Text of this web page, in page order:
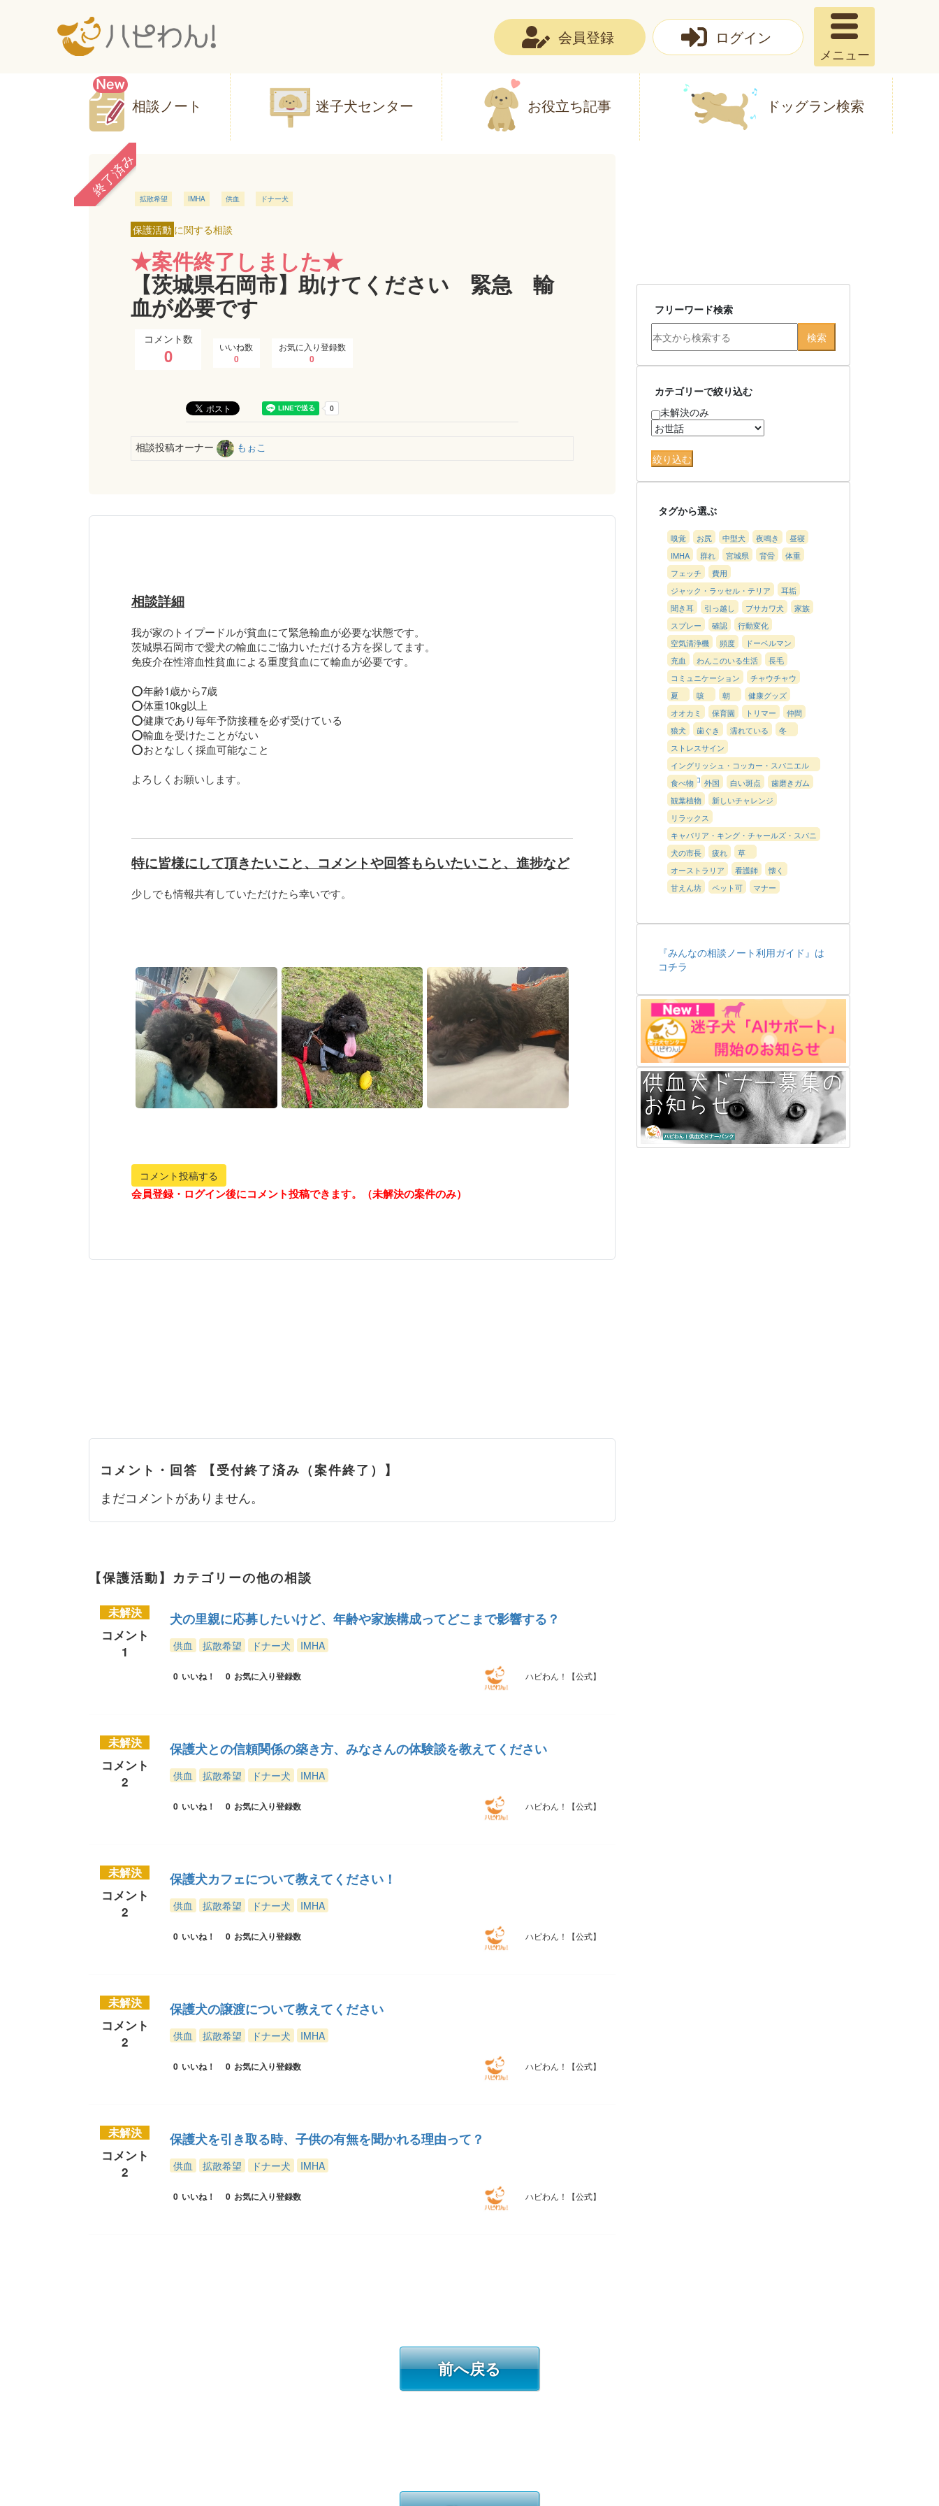
会員登録 ログイン
メニュー
相談ノート 迷子犬センター お役立ち記事 ドッグラン検索
終了済み 拡散希望 IMHA 供血 ドナー犬
保護活動 に関する相談
★案件終了しました★
【茨城県石岡市】助けてください 緊急 輸
血が必要です
コメント数
0 いいね数
0
お気に入り登録数
0
相談投稿オーナー もぉこ
相談詳細
我が家のトイプードルが貧血にて緊急輸血が必要な状態です。
茨城県石岡市で愛犬の輸血にご協力いただける方を探してます。
免疫介在性溶血性貧血による重度貧血にて輸血が必要です。
⭕️年齢1歳から7歳
⭕️体重10kg以上
⭕️健康であり毎年予防接種を必ず受けている
⭕️輸血を受けたことがない
⭕️おとなしく採血可能なこと
よろしくお願いします。
特に皆様にして頂きたいこと、コメントや回答もらいたいこと、進捗など
少しでも情報共有していただけたら幸いです。
コメント投稿する
会員登録・ログイン後にコメント投稿できます。（未解決の案件のみ）
コメント・回答 【受付終了済み（案件終了）】
まだコメントがありません。
【保護活動】カテゴリーの他の相談
未解決
コメント
1
犬の里親に応募したいけど、年齢や家族構成ってどこまで影響する？
供血 拡散希望 ドナー犬 IMHA
0 いいね！ 0 お気に入り登録数 ハピわん！【公式】
未解決
コメント
2
保護犬との信頼関係の築き方、みなさんの体験談を教えてください
供血 拡散希望 ドナー犬 IMHA
0 いいね！ 0 お気に入り登録数 ハピわん！【公式】
未解決
コメント
2
保護犬カフェについて教えてください！
供血 拡散希望 ドナー犬 IMHA
0 いいね！ 0 お気に入り登録数 ハピわん！【公式】
未解決
コメント
2
保護犬の譲渡について教えてください
供血 拡散希望 ドナー犬 IMHA
0 いいね！ 0 お気に入り登録数 ハピわん！【公式】
未解決
コメント
2
保護犬を引き取る時、子供の有無を聞かれる理由って？
供血 拡散希望 ドナー犬 IMHA
0 いいね！ 0 お気に入り登録数 ハピわん！【公式】
フリーワード検索
カテゴリーで絞り込む
未解決のみ
タグから選ぶ
嗅覚 お尻 中型犬 夜鳴き
昼寝
IMHA
群れ 宮城県 背骨
体重
フェッチ
費用
ジャック・ラッセル・テリア
耳垢
聞き耳
引っ越し ブサカワ犬
家族
スプレー
確認
行動変化
空気清浄機
頻度
ドーベルマン
充血
わんこのいる生活
長毛
コミュニケーション
チャウチャウ
夏
咳 朝
健康グッズ
オオカミ
保育園 トリマー
仲間
狼犬
歯ぐき 濡れている
冬
ストレスサイン
イングリッシュ・コッカー・スパニエル
（インコカ）
食べ物 外国 白い斑点
歯磨きガム
観葉植物
新しいチャレンジ
リラックス
キャバリア・キング・チャールズ・スパニ
エル
犬の市長 疲れ
草
オーストラリア
看護師
懐く
甘えん坊
ペット可 マナー
『みんなの相談ノート利用ガイド』は
コチラ
前へ戻る